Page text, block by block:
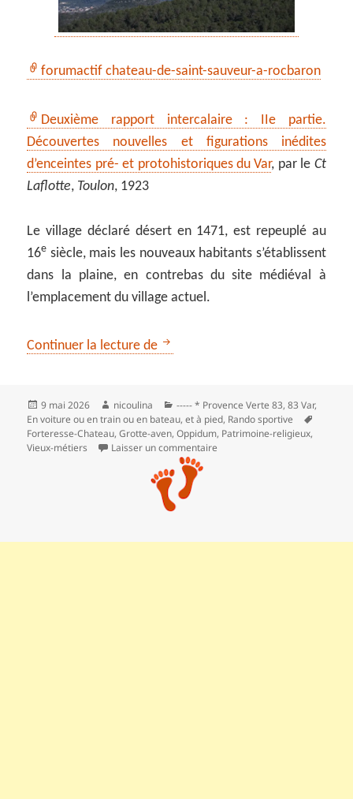
forumactif chateau-de-saint-sauveur-a-rocbaron
Deuxième rapport intercalaire : IIe partie.
Découvertes nouvelles et figurations inédites
d’enceintes pré- et protohistoriques du Var, par le Ct
Laflotte, Toulon, 1923
Le village déclaré désert en 1471, est repeuplé au
16e siècle, mais les nouveaux habitants s’établissent
dans la plaine, en contrebas du site médiéval à
l’emplacement du village actuel.
Continuer la lecture de Château Saint-Sauveur, Rocbaron
Publié
le
9 mai 2026 Auteur
nicoulina Catégories
----- * Provence Verte 83,83 Var,
En voiture ou en train ou en bateau, et à pied, Rando sportive
Forteresse-Chateau,Grotte-aven,Oppidum, Patrimoine-religieux,
Vieux-métiers
Laisser un commentaire sur Château Saint-Sauveur,